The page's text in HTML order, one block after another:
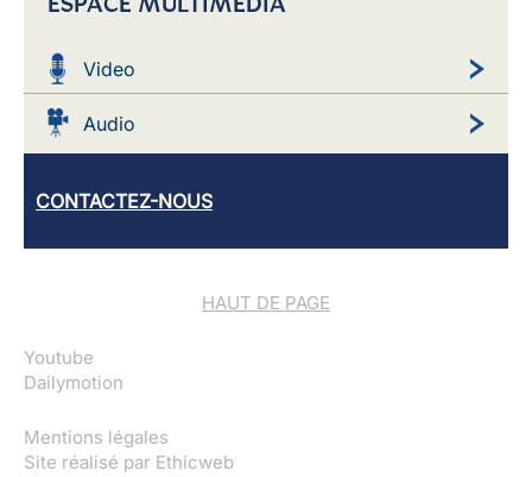
Video
Audio
CONTACTEZ-NOUS
HAUT DE PAGE
Youtube
Dailymotion
Mentions légales
Site réalisé par Ethicweb